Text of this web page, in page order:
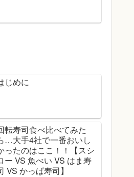
じめに
転寿司食べ比べてみた
…大手4社で一番おいし
ったのはここ！！【スシ
ー VS 魚べい VS はま寿
VS かっぱ寿司】